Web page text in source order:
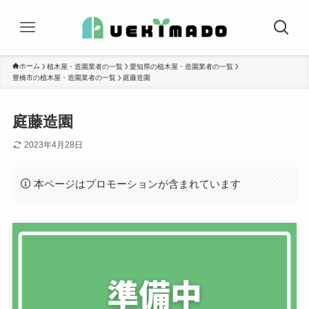
ホーム 植木屋・造園業者の一覧
愛知県の植木屋・造園業者の一覧
豊橋市の植木屋・造園業者の一覧
庭藤造園
庭藤造園
2023年4月28日
本ページはプロモーションが含まれています